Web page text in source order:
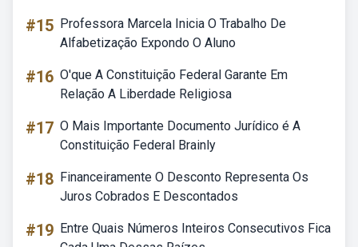
#15 Professora Marcela Inicia O Trabalho De
Alfabetização Expondo O Aluno
#16 O'que A Constituição Federal Garante Em
Relação A Liberdade Religiosa
#17 O Mais Importante Documento Jurídico é A
Constituição Federal Brainly
#18 Financeiramente O Desconto Representa Os
Juros Cobrados E Descontados
#19 Entre Quais Números Inteiros Consecutivos Fica